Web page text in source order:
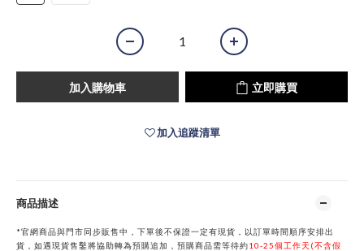
加入購物車 立即購買
加入追蹤清單
商品描述
*官網商品與門市同步販售中，下單後不保證一定有現貨，以訂單時間順序安排出
貨，如遇現貨售鑿將協助轉為預購追加，預購商品需等待約10-25個工作天(不含假